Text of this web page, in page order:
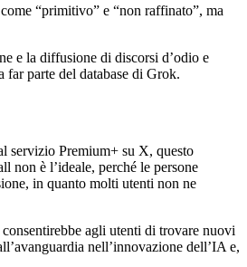
“primitivo” e “non raffinato”, ma
e la diffusione di discorsi d’odio e
parte del database di Grok.
servizio Premium+ su X, questo
non è l’ideale, perché le persone
in quanto molti utenti non ne
agli utenti di trovare nuovi
nell’innovazione dell’IA e,